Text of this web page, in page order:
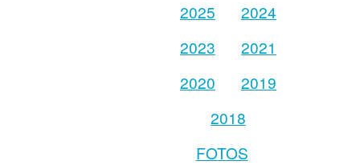
2025
2024
2023
2021
2020
2019
2018
FOTOS